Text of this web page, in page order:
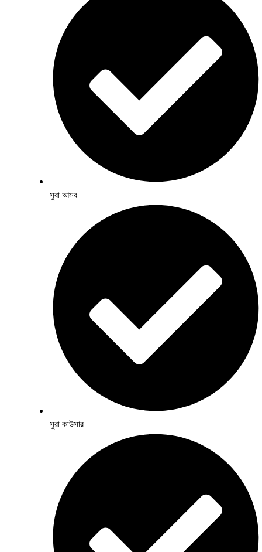
সুরা আসর
সুরা কাউসার​